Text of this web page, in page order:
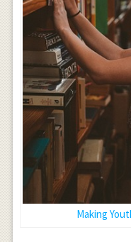
Making